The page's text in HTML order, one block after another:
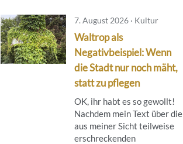
7. August 2026 · Kultur
Waltrop als
Negativbeispiel: Wenn
die Stadt nur noch mäht,
statt zu pflegen
OK, ihr habt es so gewollt!
Nachdem mein Text über die
aus meiner Sicht teilweise
erschreckenden